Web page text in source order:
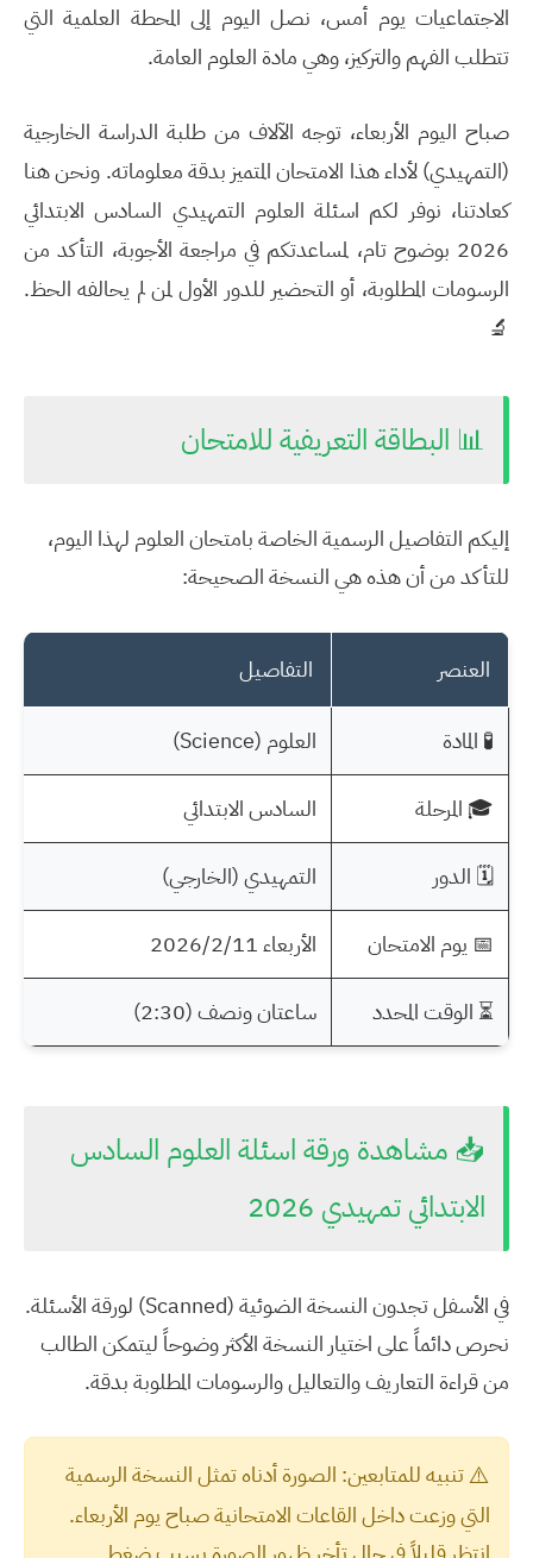
الاجتماعيات يوم أمس، نصل اليوم إلى المحطة العلمية التي
تتطلب الفهم والتركيز، وهي مادة العلوم العامة.
صباح اليوم الأربعاء، توجه الآلاف من طلبة الدراسة الخارجية
(التمهيدي) لأداء هذا الامتحان المتميز بدقة معلوماته. ونحن هنا
كعادتنا، نوفر لكم اسئلة العلوم التمهيدي السادس الابتدائي
2026 بوضوح تام، لمساعدتكم في مراجعة الأجوبة، التأكد من
الرسومات المطلوبة، أو التحضير للدور الأول لمن لم يحالفه الحظ.
🔬
📊 البطاقة التعريفية للامتحان
إليكم التفاصيل الرسمية الخاصة بامتحان العلوم لهذا اليوم،
للتأكد من أن هذه هي النسخة الصحيحة:
العنصر التفاصيل
🧪 المادة العلوم (Science)
🎓 المرحلة السادس الابتدائي
🗓️ الدور التمهيدي (الخارجي)
📅 يوم الامتحان الأربعاء 2026/2/11
⏳ الوقت المحدد ساعتان ونصف (2:30)
📥 مشاهدة ورقة اسئلة العلوم السادس
الابتدائي تمهيدي 2026
في الأسفل تجدون النسخة الضوئية (Scanned) لورقة الأسئلة.
نحرص دائماً على اختيار النسخة الأكثر وضوحاً ليتمكن الطالب
من قراءة التعاريف والتعاليل والرسومات المطلوبة بدقة.
⚠️تنبيه للمتابعين: الصورة أدناه تمثل النسخة الرسمية
التي وزعت داخل القاعات الامتحانية صباح يوم الأربعاء.